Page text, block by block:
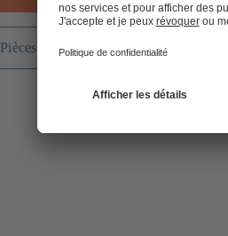
Pièces détachées